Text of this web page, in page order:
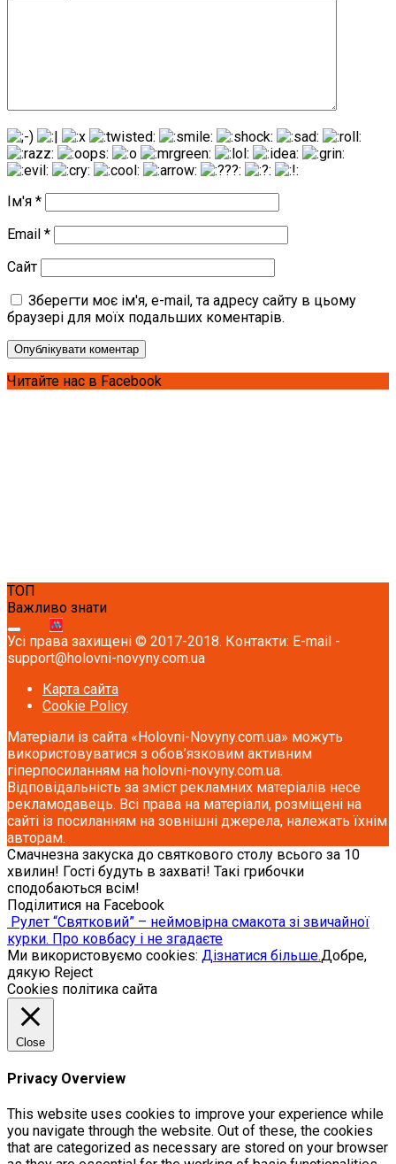
Ім'я *
Email *
Сайт
Зберегти моє ім'я, e-mail, та адресу сайту в цьому
браузері для моїх подальших коментарів.
Читайте нас в Facebook
ТОП
Важливо знати
Усі права захищені © 2017-2018. Контакти: E-mail -
support@holovni-novyny.com.ua
Карта сайта
Cookie Policy
Матеріали із сайта «Holovni-Novyny.com.ua» можуть
використовуватися з обов’язковим активним
гіперпосиланням на holovni-novyny.com.ua.
Відповідальність за зміст рекламних матеріалів несе
рекламодавець. Всі права на матеріали, розміщені на
сайті із посиланням на зовнішні джерела, належать їхнім
авторам.
Смачнезна закуска до святкового столу всього за 10
хвилин! Гості будуть в захваті! Такі грибочки
сподобаються всім!
Поділитися на Facebook
Рулет “Святковий” – неймовірна смакота зі звичайної
курки. Про ковбасу і не згадаєте
Ми використовуємо cookies: Дізнатися більше.Добре,
дякую Reject
Cookies політика сайта
Close
Privacy Overview
This website uses cookies to improve your experience while
you navigate through the website. Out of these, the cookies
that are categorized as necessary are stored on your browser